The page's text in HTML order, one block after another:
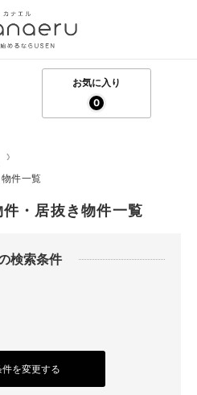
お気に入り
0
件一覧
・居抜き物件一覧
検索条件
を変更する